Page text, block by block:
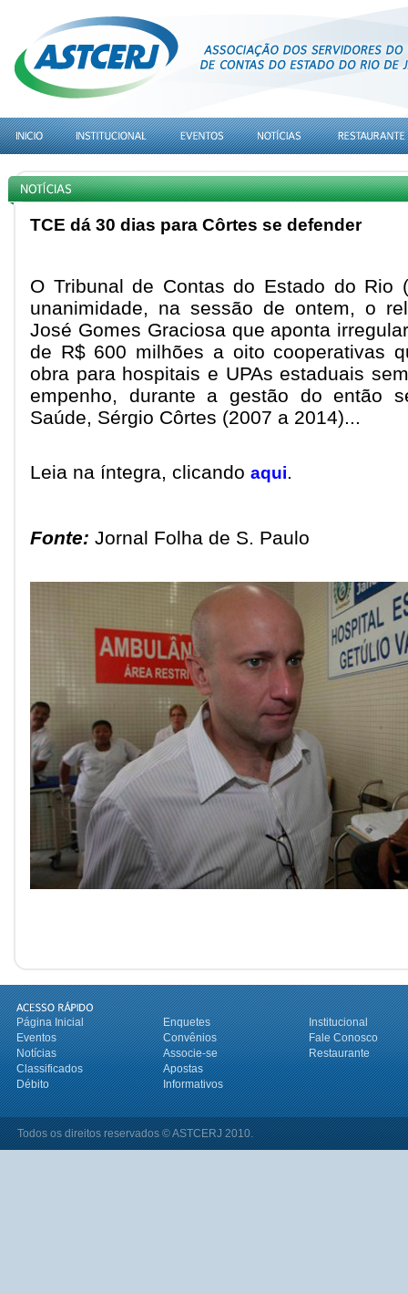
TCE dá 30 dias para Côrtes se defender
O Tribunal de Contas do Estado do Rio
unanimidade, na sessão de ontem, o
José Gomes Graciosa que aponta
de R$ 600 milhões a oito cooperativas
obra para hospitais e UPAs estaduais
empenho, durante a gestão do então
Saúde, Sérgio Côrtes (2007 a 2014)...
Leia na íntegra, clicando aqui.
Fonte: Jornal Folha de S. Paulo
Página Inicial Enquetes
Institucional
Eventos
Convênios
Fale Conosco
Notícias
Associe-se
Restaurante
Classificados
Apostas
Débito
Informativos
Todos os direitos reservados © ASTCERJ 2010.